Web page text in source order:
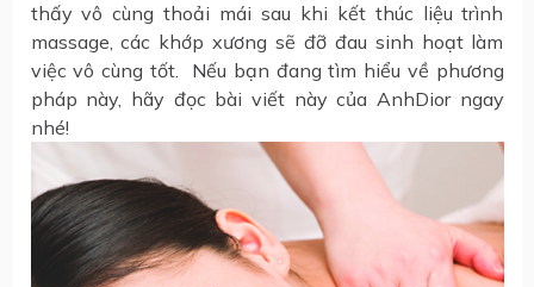
thấy vô cùng thoải mái sau khi kết thúc liệu trình
massage, các khớp xương sẽ đỡ đau sinh hoạt làm
việc vô cùng tốt. Nếu bạn đang tìm hiểu về phương
pháp này, hãy đọc bài viết này của AnhDior ngay
nhé!